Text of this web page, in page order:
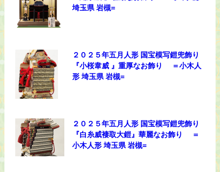
埼玉県 岩槻=
２０２５年五月人形 国宝模写鎧兜飾り
『小桜韋威 』重厚なお飾り ＝小木人
形 埼玉県 岩槻=
２０２５年五月人形 国宝模写鎧兜飾り
『白糸威褄取大鎧』華麗なお飾り ＝
小木人形 埼玉県 岩槻=